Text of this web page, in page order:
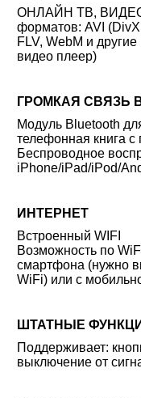
ОНЛАЙН ТВ,
форматов: AVI
FLV, WebM и
видео плеер)
ГРОМКАЯ СВЯЗЬ
Модуль Bluetooth
телефонная книга с
Беспроводное
iPhone/iPad/iPod/
ИНТЕРНЕТ
Встроенный WIFI
Возможность по
смартфона (нужно
WiFi) или с
ШТАТНЫЕ
Поддерживает:
выключение от